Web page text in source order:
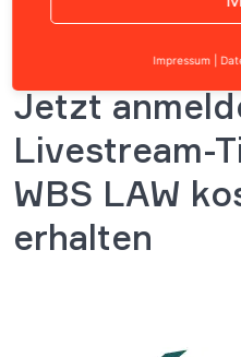
Jetzt
Livestream-
WBS LAW
erhalten
Impressum